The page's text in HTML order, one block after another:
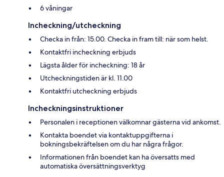
6 våningar
Incheckning/utcheckning
Checka in från: 15.00. Checka in fram till: när som helst.
Kontaktfri incheckning erbjuds
Lägsta ålder för incheckning: 18 år
Utcheckningstiden är kl. 11.00
Kontaktfri utcheckning erbjuds
Incheckningsinstruktioner
Personalen i receptionen välkomnar gästerna vid ankomst.
Kontakta boendet via kontaktuppgifterna i
bokningsbekräftelsen om du har några frågor.
Informationen från boendet kan ha översatts med
automatiska översättningsverktyg